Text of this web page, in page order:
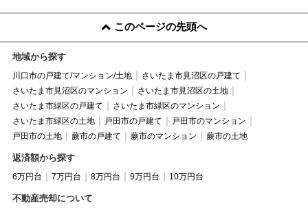
このページの先頭へ
地域から探す
川口市の戸建て/マンション/土地
さいたま市見沼区の戸建て
さいたま市見沼区のマンション
さいたま市見沼区の土地
さいたま市緑区の戸建て
さいたま市緑区のマンション
さいたま市緑区の土地
戸田市の戸建て
戸田市のマンション
戸田市の土地
蕨市の戸建て 蕨市のマンション 蕨市の土地
返済額から探す
6万円台 7万円台 8万円台 9万円台 10万円台
不動産売却について